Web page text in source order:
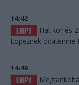
14:42
Hat kör és
Lopeznek odatennie
14:40